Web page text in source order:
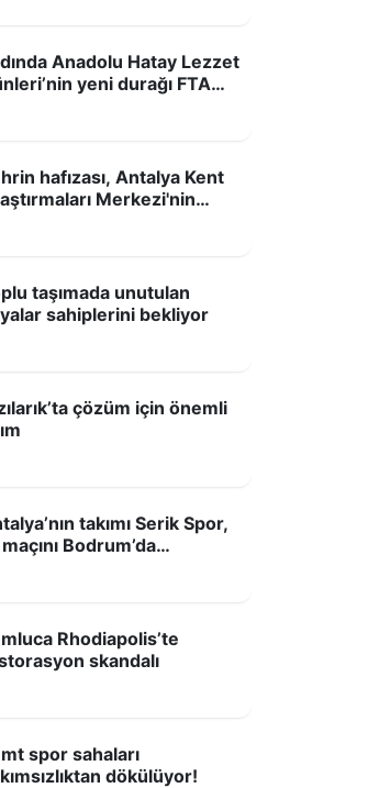
Hull City’e var!
yetişmez!
Anadolu Hatay Lezzet
yeni durağı FTA
hafızası, Antalya Kent
Merkezi'nin
taşımada unutulan
sahiplerini bekliyor
çözüm için önemli
takımı Serik Spor,
Bodrum’da
Rhodiapolis’te
skandalı
spor sahaları
dökülüyor!